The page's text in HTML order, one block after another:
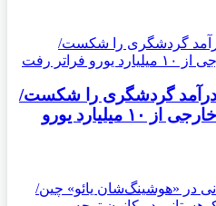
درآمد گردشگری را شکست/
هزینه‌کرد گردشگران خارجی از ۱۰ میلیارد یورو